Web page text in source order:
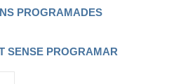
PROGRAMADES
SENSE PROGRAMAR